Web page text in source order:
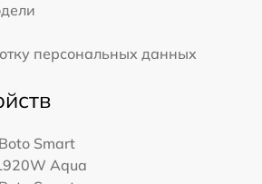
персональных данных
Smart
Aqua